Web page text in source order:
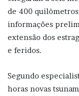
de 400
informações
extensão dos
e feridos.
Segundo
horas novas